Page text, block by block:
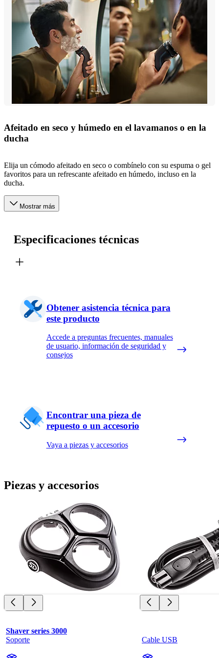
Afeitado en seco y húmedo en el lavamanos o en la
ducha
Elija un cómodo afeitado en seco o combínelo con su espuma o gel
favoritos para un refrescante afeitado en húmedo, incluso en la
ducha.
Mostrar más
Especificaciones técnicas
Obtener asistencia técnica para
este producto
Accede a preguntas frecuentes, manuales
de usuario, información de seguridad y
consejos
Encontrar una pieza de
repuesto o un accesorio
Vaya a piezas y accesorios
Piezas y accesorios
Shaver series 3000
Soporte
Cable USB